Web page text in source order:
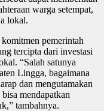
warga setempat,
lokal.
pemerintah
tercipta dari investasi
“Salah satunya
Lingga, bagaimana
dan mengutamakan
mendapatkan
tambahnya.